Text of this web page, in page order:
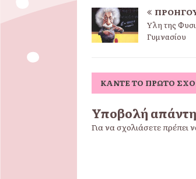
Ύλη της
Γυμνασίου
ΚΆΝΤΕ ΤΟ ΠΡΏΤΟ
Υποβολή
Για να σχολιάσετε πρέπει